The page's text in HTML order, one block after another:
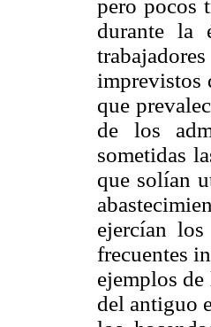
pero pocos
durante la
imprevistos
que
de los
sometidas
que solían
ejercían
frecuentes
ejemplos
del antiguo